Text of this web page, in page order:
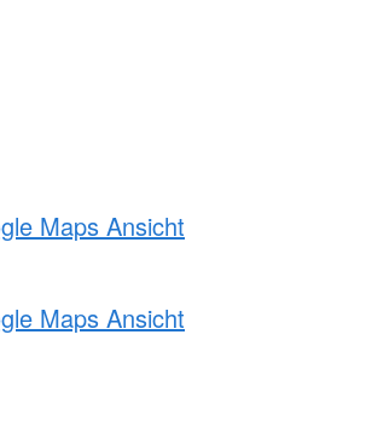
Maps Ansicht
Maps Ansicht